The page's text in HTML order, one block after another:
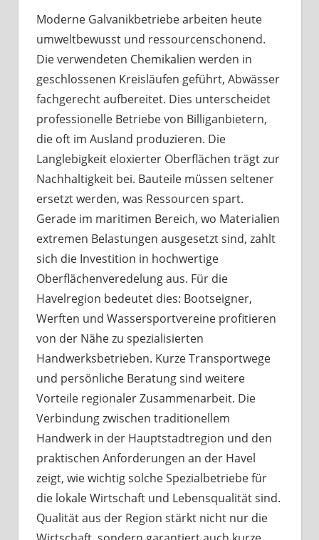
Moderne Galvanikbetriebe arbeiten heute
umweltbewusst und ressourcenschonend.
Die verwendeten Chemikalien werden in
geschlossenen Kreisläufen geführt, Abwässer
fachgerecht aufbereitet. Dies unterscheidet
professionelle Betriebe von Billiganbietern,
die oft im Ausland produzieren. Die
Langlebigkeit eloxierter Oberflächen trägt zur
Nachhaltigkeit bei. Bauteile müssen seltener
ersetzt werden, was Ressourcen spart.
Gerade im maritimen Bereich, wo Materialien
extremen Belastungen ausgesetzt sind, zahlt
sich die Investition in hochwertige
Oberflächenveredelung aus. Für die
Havelregion bedeutet dies: Bootseigner,
Werften und Wassersportvereine profitieren
von der Nähe zu spezialisierten
Handwerksbetrieben. Kurze Transportwege
und persönliche Beratung sind weitere
Vorteile regionaler Zusammenarbeit. Die
Verbindung zwischen traditionellem
Handwerk in der Hauptstadtregion und den
praktischen Anforderungen an der Havel
zeigt, wie wichtig solche Spezialbetriebe für
die lokale Wirtschaft und Lebensqualität sind.
Qualität aus der Region stärkt nicht nur die